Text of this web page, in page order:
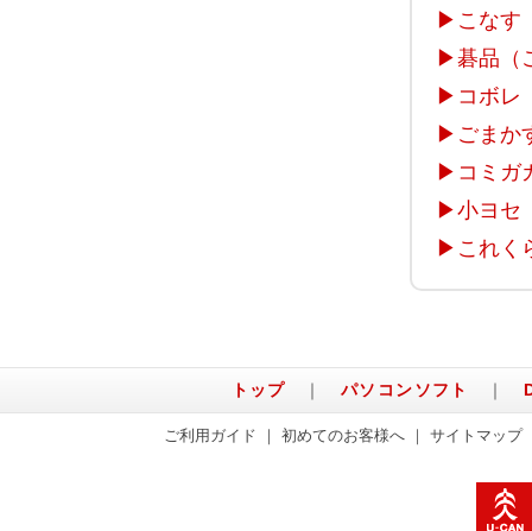
▶ こなす
▶碁品（
▶ コボレ
▶ ごまか
▶ コミガ
▶小ヨセ
▶ これく
トップ ｜ パソコンソフト ｜
ご利用ガイド ｜初めてのお客様へ ｜サイトマップ